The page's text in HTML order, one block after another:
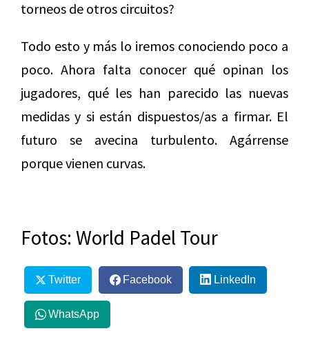
torneos de otros circuitos?
Todo esto y más lo iremos conociendo poco a
poco. Ahora falta conocer qué opinan los
jugadores, qué les han parecido las nuevas
medidas y si están dispuestos/as a firmar. El
futuro se avecina turbulento. Agárrense
porque vienen curvas.
Fotos: World Padel Tour
Twitter Facebook LinkedIn
WhatsApp